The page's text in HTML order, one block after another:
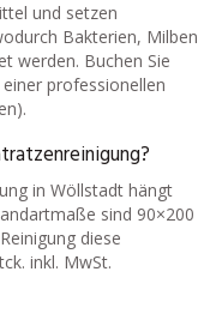
und setzen
Bakterien, Milben
werden. Buchen Sie
professionellen
in Wöllstadt hängt
sind 90×200
diese
inkl. MwSt.